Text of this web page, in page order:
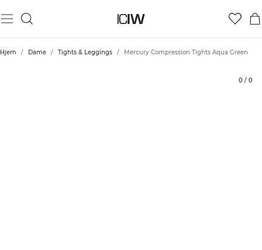
Hjem / Dame / Tights & Leggings / Mercury Compression Tights Aqua Green
0 / 0